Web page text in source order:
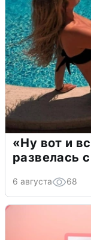
«Ну вот и
развелась
6 августа 68